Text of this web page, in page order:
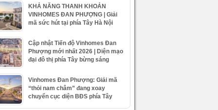
KHẢ NĂNG THANH KHOẢN
VINHOMES ĐAN PHƯỢNG | Giải
mã sức hút tại phía Tây Hà Nội
Cập nhật Tiến độ Vinhomes Đan
Phượng mới nhất 2026 | Diện mạo
đại đô thị phía Tây bừng sáng
Vinhomes Đan Phượng: Giải mã
“thỏi nam châm” đang xoay
chuyển cục diện BĐS phía Tây